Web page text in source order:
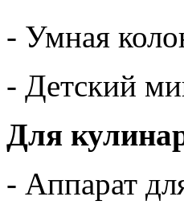
- Умная
- Детский
Для
- Аппарат